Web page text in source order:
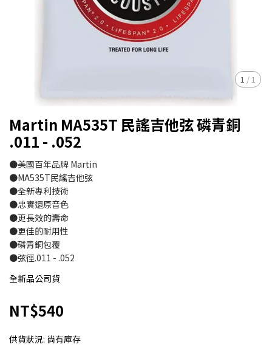
1 / 1
Martin MA535T 民謠吉他弦 磷青銅
.011 - .052
●美國百年品牌 Martin
●MA535T民謠吉他弦
●全新專利技術
●忠實還原音色
●更長效的壽命
●更佳的耐用性
●磷青銅包覆
●弦徑.011 - .052
全新品公司貨
NT$540
供貨狀況: 尚有庫存